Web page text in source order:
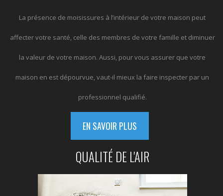
La présence de moisissures à l’intérieur de votre maison peut
affecter votre santé, celle des membres de votre famille et diminuer
la valeur de votre maison. Aussi, pour vous assurer que votre
maison en est dépourvue, vaut-il mieux la faire inspecter par un
professionnel qualifié.
EN SAVOIR PLUS
QUALITÉ DE L'AIR